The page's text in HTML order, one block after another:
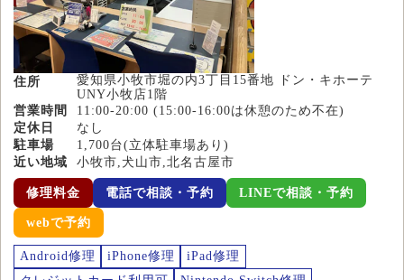
住所
愛知県小牧市堀の内3丁目15番地 ドン・キホーテ
UNY小牧店1階
営業時間
11:00-20:00 (15:00-16:00は休憩のため不在)
定休日
なし
駐車場
1,700台(立体駐車場あり)
近い地域
小牧市,犬山市,北名古屋市
修理料金 電話で相談・予約 LINEで相談・予約
webで予約
Android修理 iPhone修理
iPad修理